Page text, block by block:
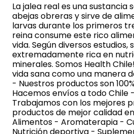
La jalea real es una sustancia
abejas obreras y sirve de
larvas durante los primeros
reina consume este rico
vida. Según diversos estudios,
extremadamente rica en
minerales. Somos Health
vida sana como una manera
- Nuestros productos son
Hacemos envíos a todo Chile
Trabajamos con los mejores
productos de mejor calidad
Alimentos - Aromaterapia -